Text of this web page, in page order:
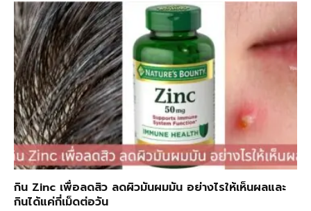
กิน Zinc เพื่อลดสิว ลดผิวมันผมมัน อย่างไรให้เห็นผลและ
กินได้แค่กี่เม็ดต่อวัน